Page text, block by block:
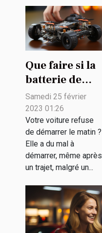
Que faire si la
batterie de
votre
hoverboard ne
tient plus la
charge ?
Samedi 25 février
2023 01:26
Votre voiture refuse
de démarrer le matin ?
Elle a du mal à
démarrer, même après
un trajet, malgré un...